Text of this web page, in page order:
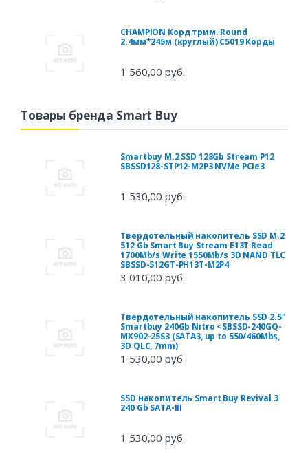
CHAMPION Корд трим. Round
2.4мм*245м (круглый) C5019 Корды
1 560,00 руб.
Товары бренда Smart Buy
Smartbuy M.2 SSD 128Gb Stream P12
SBSSD128-STP12-M2P3 NVMe PCIe3
1 530,00 руб.
Твердотельный накопитель SSD M.2
512 Gb Smart Buy Stream E13T Read
1700Mb/s Write 1550Mb/s 3D NAND TLC
SBSSD-512GT-PH13T-M2P4
3 010,00 руб.
Твердотельный накопитель SSD 2.5"
Smartbuy 240Gb Nitro <SBSSD-240GQ-
MX902-25S3 (SATA3, up to 550/460Mbs,
3D QLC, 7mm)
1 530,00 руб.
SSD накопитель Smart Buy Revival 3
240 Gb SATA-III
1 530,00 руб.